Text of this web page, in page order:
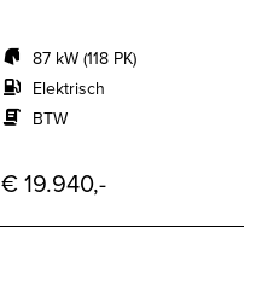
87 kW (118 PK)
Elektrisch
BTW
€ 19.940,-